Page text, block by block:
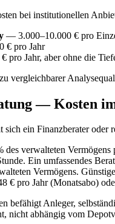
bei institutionellen
— 3.000–10.000 € pro
€ pro Jahr
pro Jahr, aber ohne die
vergleichbarer
— Kosten
sich ein Finanzberater
des verwalteten
Ein umfassendes
Vermögens.
€ pro Jahr (Monatsabo)
befähigt Anleger,
nicht abhängig vom